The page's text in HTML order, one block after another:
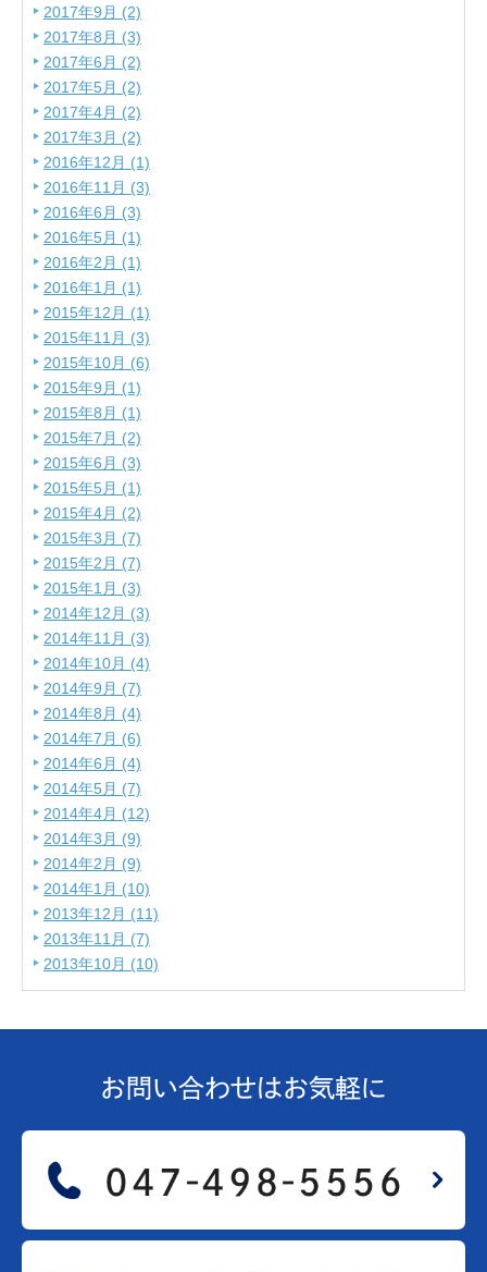
2017年9月 (2)
2017年8月 (3)
2017年6月 (2)
2017年5月 (2)
2017年4月 (2)
2017年3月 (2)
2016年12月 (1)
2016年11月 (3)
2016年6月 (3)
2016年5月 (1)
2016年2月 (1)
2016年1月 (1)
2015年12月 (1)
2015年11月 (3)
2015年10月 (6)
2015年9月 (1)
2015年8月 (1)
2015年7月 (2)
2015年6月 (3)
2015年5月 (1)
2015年4月 (2)
2015年3月 (7)
2015年2月 (7)
2015年1月 (3)
2014年12月 (3)
2014年11月 (3)
2014年10月 (4)
2014年9月 (7)
2014年8月 (4)
2014年7月 (6)
2014年6月 (4)
2014年5月 (7)
2014年4月 (12)
2014年3月 (9)
2014年2月 (9)
2014年1月 (10)
2013年12月 (11)
2013年11月 (7)
2013年10月 (10)
お問い合わせはお気軽に